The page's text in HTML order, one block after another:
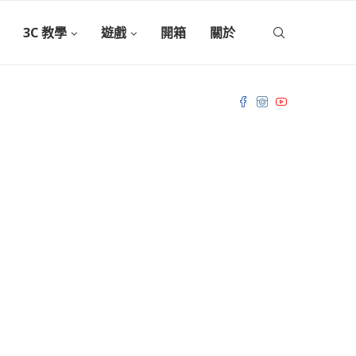
3C 教學 遊戲 開箱 關於